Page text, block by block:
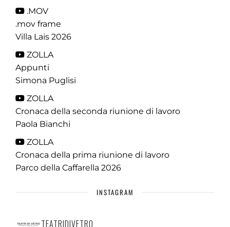
.MOV
.mov frame
Villa Lais 2026
ZOLLA
Appunti
Simona Puglisi
ZOLLA
Cronaca della seconda riunione di lavoro
Paola Bianchi
ZOLLA
Cronaca della prima riunione di lavoro
Parco della Caffarella 2026
INSTAGRAM
TEATRIDIVETRO